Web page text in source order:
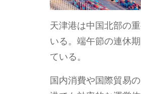
天津港は中国北部の
いる。端午節の連休
ている。
国内消費や国際貿易